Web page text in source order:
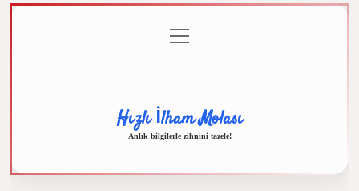
menüyü
aç
Hızlı İlham Molası
Anlık bilgilerle zihnini tazele!